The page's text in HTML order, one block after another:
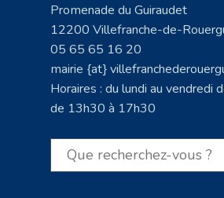
Promenade du Guiraudet
12200 Villefranche-de-
05 65 65 16 20
mairie {at}
Horaires : du lundi au vendredi
de 13h30 à 17h30
Rechercher